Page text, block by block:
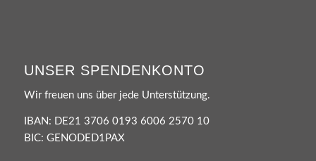
UNSER SPENDENKONTO
Wir freuen uns über jede Unterstützung.
IBAN: DE21 3706 0193 6006 2570 10
BIC: GENODED1PAX